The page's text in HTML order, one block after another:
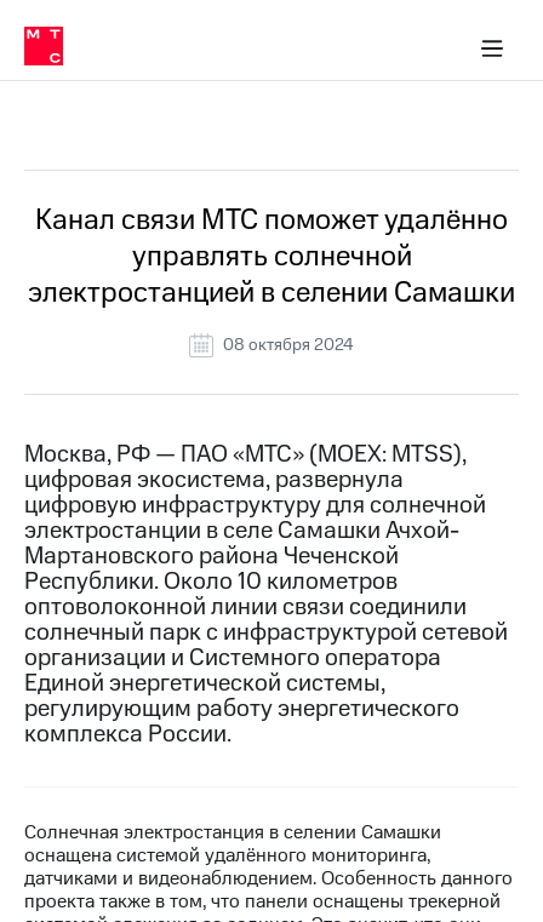
Медиа-центр
и акционерам
Устойчивое развитие
Комплаенс и деловая этика
компании
Карьера
История
компании
Руководство
информация
Контакты
Медиа-центр
Пресс-
релизы
МТС
о технологиях
Достижения
Интервью
Финансовая
Новости
в
регионе
в МТС
Пресс-
релизы
МТС
о технологиях
Канал связи МТС поможет удалённо
управлять солнечной
электростанцией в селении Самашки
08 октября 2024
Москва, РФ — ПАО «МТС» (MOEX: MTSS),
цифровая экосистема, развернула
цифровую инфраструктуру для солнечной
электростанции в селе Самашки Ачхой-
Мартановского района Чеченской
Республики. Около 10 километров
оптоволоконной линии связи соединили
солнечный парк с инфраструктурой сетевой
организации и Системного оператора
Единой энергетической системы,
регулирующим работу энергетического
комплекса России.
Солнечная электростанция в селении Самашки
оснащена системой удалённого мониторинга,
датчиками и видеонаблюдением. Особенность данного
проекта также в том, что панели оснащены трекерной